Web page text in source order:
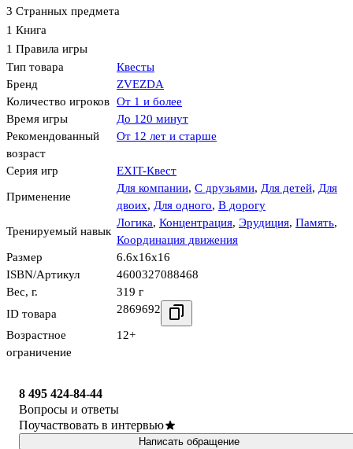
3 Странных предмета
1 Книга
1 Правила игры
Тип товара
Квесты
Бренд
ZVEZDA
Количество игроков От 1 и более
Время игры
До 120 минут
Рекомендованный
возраст
От 12 лет и старше
Серия игр EXIT-Квест
Применение
Для компании, С друзьями, Для детей, Для
двоих, Для одного, В дорогу
Тренируемый навык
Логика, Концентрация, Эрудиция, Память,
Координация движения
Размер
6.6x16x16
ISBN/Артикул
4600327088468
Вес, г.
319 г
ID товара
2869692
Возрастное
ограничение
12+
8 495 424-84-44
Вопросы и ответы
Поучаствовать в интервью
Написать обращение